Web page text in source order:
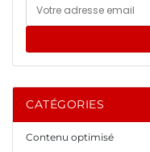
CATÉGORIES
Contenu optimisé